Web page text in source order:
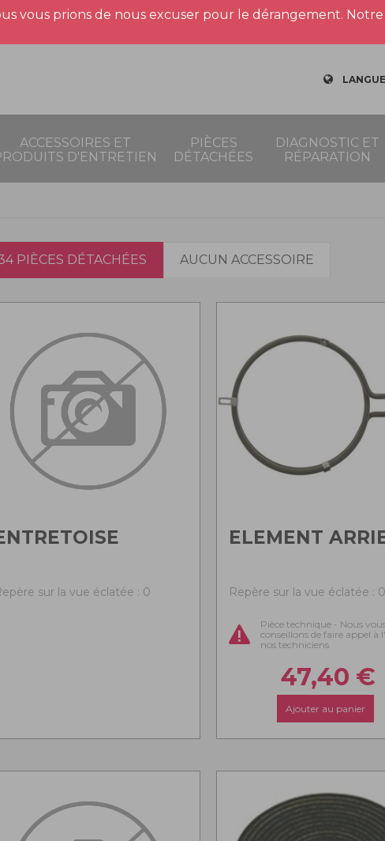
vous prions de nous excuser pour le dérangement.
ACCESSOIRES ET
D'ENTRETIEN
PIÈCES
DÉTACHÉES
DIAGNOSTIC ET
RÉPARATION
PIÈCES DÉTACHÉES AUCUN ACCESSOIRE
sur la vue éclatée : 0
ELEMENT
Repère sur la vue éclatée : 0
Pièce technique - Nous
conseillons de faire appel à
nos techniciens
47,40 €
Ajouter au panier